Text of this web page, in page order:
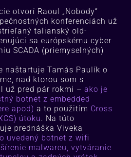
otvorí Raoul „Nobody“
konferenciách už
talianský old-
sa európskému cyber
SCADA (priemyselných)
naštartuje Tamás Paulík o
nad ktorou som s
už pred pár rokmi –ako je
botnet z embedded
apod) a to použitím Cross
útoku. Na túto
prednáška Viveka
uvedený botnet z wifi
malwareu, vytváranie